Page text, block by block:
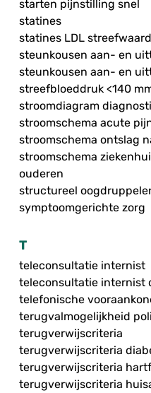
starten pijnstilling snel
statines
statines LDL
steunkousen aan- en
steunkousen aan- en
streefbloeddruk <140
stroomdiagram
stroomschema acute
stroomschema ontslag
stroomschema
ouderen
structureel
symptoomgerichte zorg
T
teleconsultatie internist
teleconsultatie internist
telefonische
terugvalmogelijkheid
terugverwijscriteria
terugverwijscriteria
terugverwijscriteria
terugverwijscriteria